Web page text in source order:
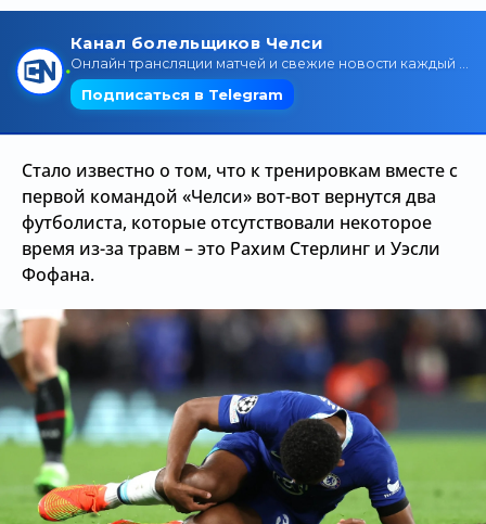
Стало известно о том, что к тренировкам вместе с
первой командой «Челси» вот-вот вернутся два
футболиста, которые отсутствовали некоторое
время из-за травм – это Рахим Стерлинг и Уэсли
Фофана.
Календарь игр
Состав команды
Поиск по сайту
Трансляции
О сайте
Контакты